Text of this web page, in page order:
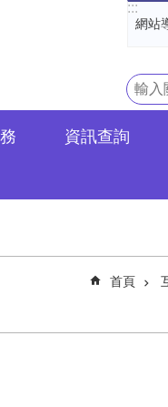
:::
網站
資訊查詢
首頁